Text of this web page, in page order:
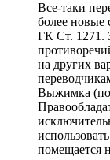
Все-таки
более новые
ГК Ст. 1271.
на других
Выжимка
помещается